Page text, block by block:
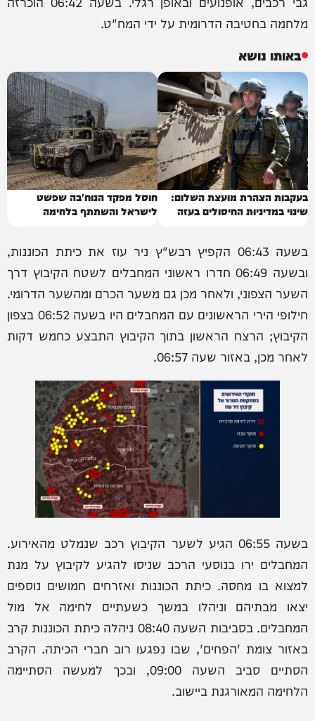
מלחמה בחטיבה הדרומית על ידי המח"ט.
באותו נושא
בעקבות הצהרת מועצת השלום:
שינוי במדיניות החיסולים בעזה
חוסל מפקד הנוח'בה שפשט
לישראל והשתתף בלחימה
בשעה 06:43 הקפיץ רבש"ץ ניר עוז את כיתת הכוננות,
ובשעה 06:49 חדרו ראשוני המחבלים לשטח הקיבוץ דרך
השער הצפוני, ולאחר מכן גם משער הכרם ומהשער הדרומי.
חילופי הירי הראשונים עם המחבלים היו בשעה 06:52 בצפון
הקיבוץ; הרצח הראשון בתוך הקיבוץ התבצע כחמש דקות
לאחר מכן, באזור שעה 06:57.
בשעה 06:55 הגיע לשער הקיבוץ רכב שנמלט מהאירוע.
המחבלים ירו בנוסעי הרכב שניסו להגיע לקיבוץ על מנת
למצוא בו מחסה. כיתת הכוננות ואזרחים חמושים נוספים
יצאו מבתיהם וניהלו במשך כשעתיים לחימה אל מול
המחבלים. בסביבות השעה 08:40 ניהלה כיתת הכוננות קרב
באזור צומת 'הפחים', שבו נפגעו רוב חברי הכיתה. הקרב
הסתיים סביב השעה 09:00, ובכך למעשה הסתיימה
הלחימה המאורגנת ביישוב.